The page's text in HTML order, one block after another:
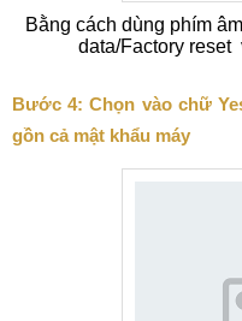
Bằng cách dùng phím
data/Factory reset
Bước 4: Chọn vào chữ
gồn cả mật khẩu máy